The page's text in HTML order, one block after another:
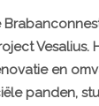
Vesalius.
en
panden,